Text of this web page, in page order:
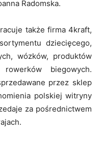
Radomska.
także firma 4kraft,
dziecięcego,
wózków, produktów
biegowych.
przez sklep
polskiej witryny
za pośrednictwem